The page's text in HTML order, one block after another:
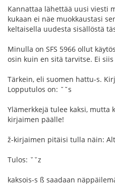
Kannattaa lähettää uusi viesti
kukaan ei näe muokkaustasi
keltaisella uudesta sisällöstä
Minulla on SFS 5966 ollut
osin kuin en sitä tarvitse. Ei
Tärkein, eli suomen hattu-s.
Lopputulos on: ˇˇs
Ylämerkkejä tulee kaksi, mutta
kirjaimen päälle!
ž-kirjaimen pitäisi tulla näin:
Tulos: ˇˇz
kaksois-s ß saadaan